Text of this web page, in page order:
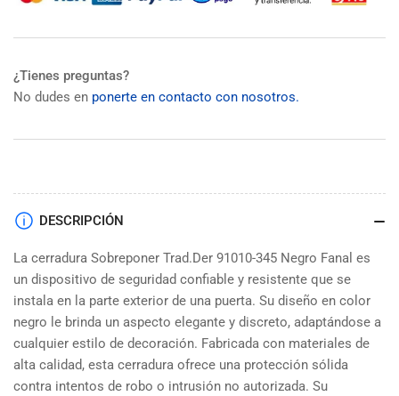
¿Tienes preguntas?
No dudes en ponerte en contacto con nosotros.
DESCRIPCIÓN
La cerradura Sobreponer Trad.Der 91010-345 Negro Fanal es
un dispositivo de seguridad confiable y resistente que se
instala en la parte exterior de una puerta. Su diseño en color
negro le brinda un aspecto elegante y discreto, adaptándose a
cualquier estilo de decoración. Fabricada con materiales de
alta calidad, esta cerradura ofrece una protección sólida
contra intentos de robo o intrusión no autorizada. Su